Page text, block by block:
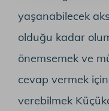
yaşanabilecek
olduğu kadar
önemsemek ve
cevap vermek
verebilmek